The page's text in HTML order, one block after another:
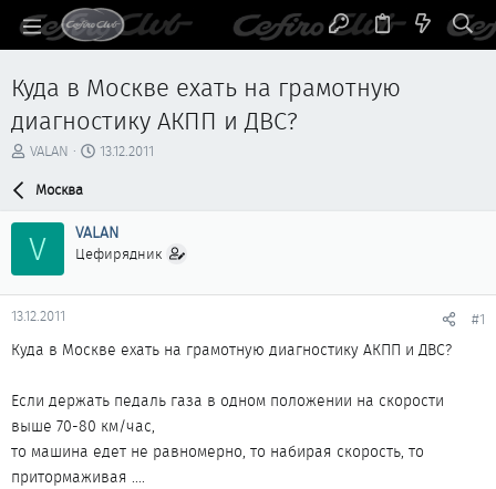
Куда в Москве ехать на грамотную
диагностику АКПП и ДВС?
А
р
т
м
ы
VALAN
Д
н
а
ч
а
13.12.2011
Москва
V VALAN
Цефирядник
13.12.2011 #1
Куда в Москве ехать на грамотную диагностику АКПП и ДВС?
Если держать педаль газа в одном положении на скорости
выше 70-80 км/час,
то машина едет не равномерно, то набирая скорость, то
притормаживая ....